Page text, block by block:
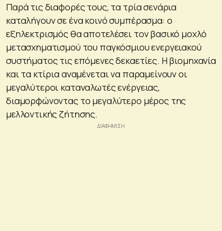
Παρά τις διαφορές τους, τα τρία σενάρια
καταλήγουν σε ένα κοινό συμπέρασμα: ο
εξηλεκτρισμός θα αποτελέσει τον βασικό μοχλό
μετασχηματισμού του παγκόσμιου ενεργειακού
συστήματος τις επόμενες δεκαετίες. Η βιομηχανία
και τα κτίρια αναμένεται να παραμείνουν οι
μεγαλύτεροι καταναλωτές ενέργειας,
διαμορφώνοντας το μεγαλύτερο μέρος της
μελλοντικής ζήτησης.